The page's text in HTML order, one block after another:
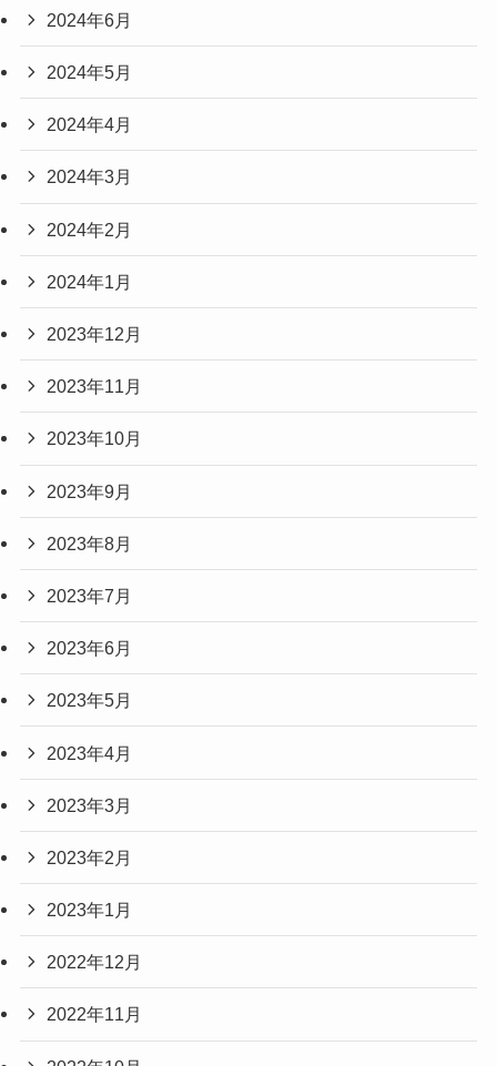
2024年6月
2024年5月
2024年4月
2024年3月
2024年2月
2024年1月
2023年12月
2023年11月
2023年10月
2023年9月
2023年8月
2023年7月
2023年6月
2023年5月
2023年4月
2023年3月
2023年2月
2023年1月
2022年12月
2022年11月